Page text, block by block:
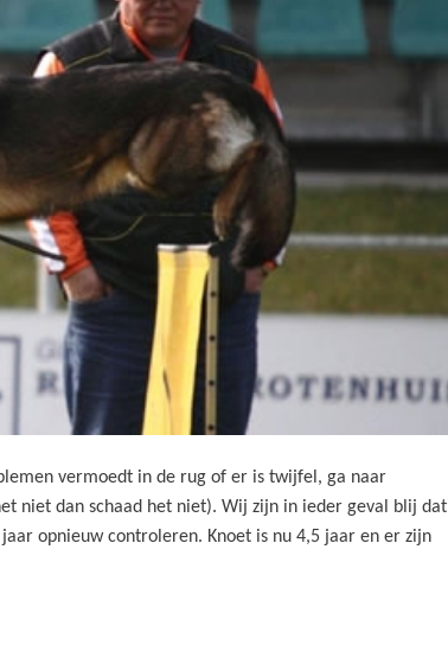
vermoedt in de rug of er is twijfel, ga naar
niet dan schaad het niet). Wij zijn in ieder geval blij dat
opnieuw controleren. Knoet is nu 4,5 jaar en er zijn